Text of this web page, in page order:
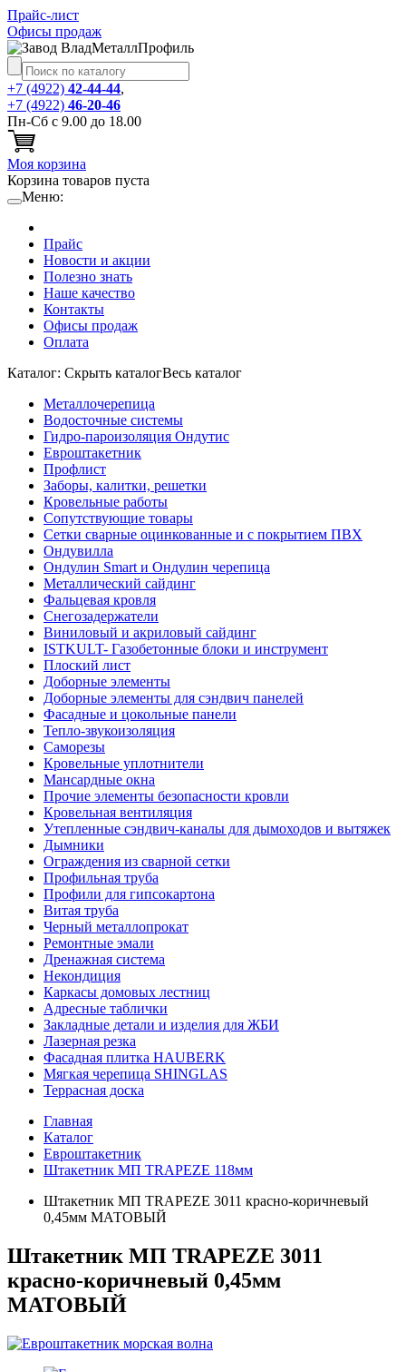
Прайс-лист
Офисы продаж
+7 (4922) 42-44-44,
+7 (4922) 46-20-46
Пн-Сб с 9.00 до 18.00
Моя корзина
Корзина товаров пуста
Меню:
Прайс
Новости и акции
Полезно знать
Наше качество
Контакты
Офисы продаж
Оплата
Каталог: Cкрыть каталогВесь каталог
Металлочерепица
Водосточные системы
Гидро-пароизоляция Ондутис
Евроштакетник
Профлист
Заборы, калитки, решетки
Кровельные работы
Сопутствующие товары
Сетки сварные оцинкованные и с покрытием ПВХ
Ондувилла
Ондулин Smart и Ондулин черепица
Металлический сайдинг
Фальцевая кровля
Снегозадержатели
Виниловый и акриловый сайдинг
ISTKULT- Газобетонные блоки и инструмент
Плоский лист
Доборные элементы
Доборные элементы для сэндвич панелей
Фасадные и цокольные панели
Тепло-звукоизоляция
Саморезы
Кровельные уплотнители
Мансардные окна
Прочие элементы безопасности кровли
Кровельная вентиляция
Утепленные сэндвич-каналы для дымоходов и вытяжек
Дымники
Ограждения из сварной сетки
Профильная труба
Профили для гипсокартона
Витая труба
Черный металлопрокат
Ремонтные эмали
Дренажная система
Некондиция
Каркасы домовых лестниц
Адресные таблички
Закладные детали и изделия для ЖБИ
Лазерная резка
Фасадная плитка HAUBERK
Мягкая черепица SHINGLAS
Террасная доска
Главная
Каталог
Евроштакетник
Штакетник МП TRAPEZE 118мм
Штакетник МП TRAPEZE 3011 красно-коричневый
0,45мм МАТОВЫЙ
Штакетник МП TRAPEZE 3011
красно-коричневый 0,45мм
МАТОВЫЙ